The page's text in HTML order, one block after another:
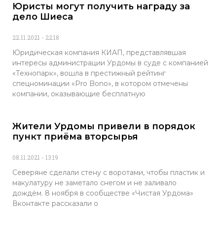
Юристы могут получить награду за
дело Шиеса
22.11.2021 22:18
Юридическая компания КИАП, представлявшая
интересы администрации Урдомы в суде с компанией
«Технопарк», вошла в престижный рейтинг
спецноминации «Pro Bono», в котором отмечены
компании, оказывающие бесплатную
Жители Урдомы привели в порядок
пункт приёма вторсырья
08.11.2021 13:19
Северяне сделали стену с воротами, чтобы пластик и
макулатуру не заметало снегом и не заливало
дождём. 8 ноября в сообществе «Чистая Урдома»
Вконтакте рассказали о